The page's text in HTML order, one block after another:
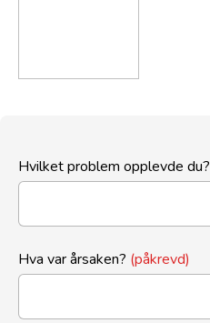
Hvilket problem opplevde du?
Hva var årsaken? (påkrevd)